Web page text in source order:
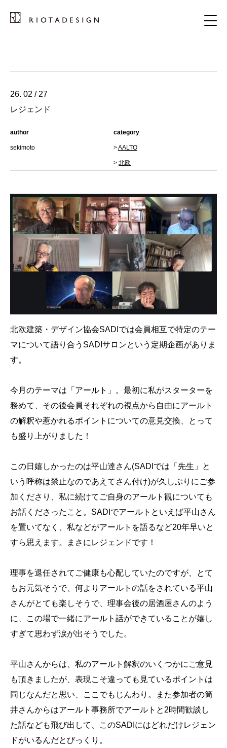
26. 02 / 27
レジェンド
author
sekimoto
category
>AALTO
> 北欧
北欧建築・デザイン協会SADIでは会員相互で特定のテー
マについて語り合うSADIサロンという定期企画がありま
す。
今月のテーマは「アールト」。最初に私がスターターを
務めて、その後会員それぞれの視点から自由にアールト
の解釈や惹かれるポイントについての意見交換、とって
も盛り上がりました！
この日嬉しかったのは平山達さん(SADIでは「先生」と
いう呼称は禁止なのであえてさん付け)が久しぶりにご参
加くださり、私に続けてご自身のアールト観についても
お話くださったこと。SADIでアールトといえば平山さん
を置いてなく、私などがアールトを語るなど20年早いと
すら思えます。まさにレジェンドです！
理事を退任されてご健康も心配していたのですが、とて
もお元気そうで、何よりアールトの話をされている平山
さんがとても楽しそうで、理事会後の居酒屋さんのよう
に、この場で一緒にアールト話ができていることが嬉し
すぎて思わず涙が出そうでした。
平山さんからは、私のアールト解釈のいくつかにご意見
も頂きましたが、表現こそ違っても見ているポイントは
同じなんだと思い、ここでもじんわり。また参加者の筒
井さんからはアールト事務所でアールトと2時間歓談し
た話なども飛び出して、このSADIにはどれだけレジェン
ドがいるんだとびっくり。